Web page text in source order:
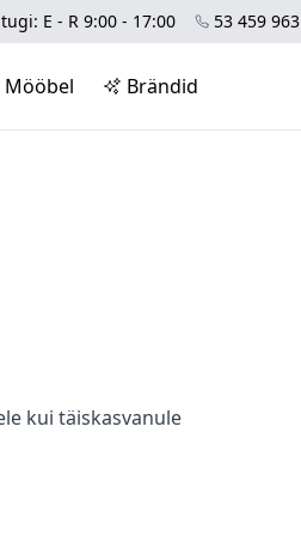
E - R 9:00 - 17:00 53 459 963
Mööbel Brändid
kui täiskasvanule